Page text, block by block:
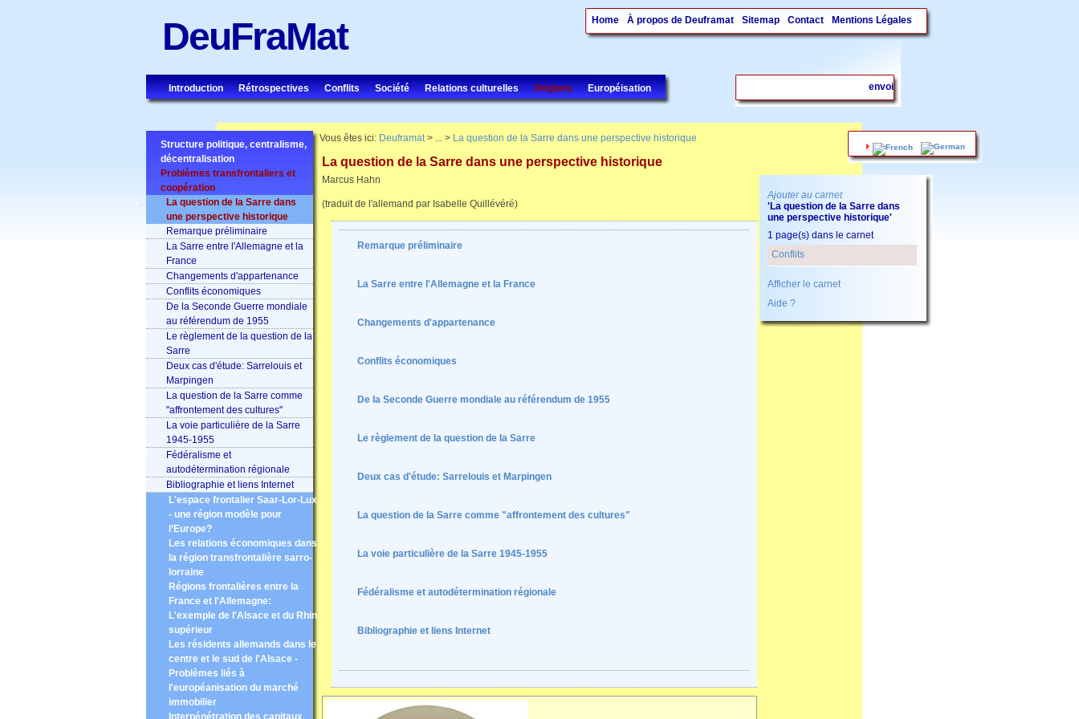
Home À propos de Deuframat Sitemap Contact Mentions Légales
DeuFraMat
Introduction Rétrospectives Conflits Société Relations culturelles Régions Européisation
.
Structure politique, centralisme,
décentralisation
Problèmes transfrontaliers et
coopération
La question de la Sarre dans
une perspective historique
Remarque préliminaire
La Sarre entre l'Allemagne et la
France
Changements d'appartenance
Conflits économiques
De la Seconde Guerre mondiale
au référendum de 1955
Le règlement de la question de la
Sarre
Deux cas d'étude: Sarrelouis et
Marpingen
La question de la Sarre comme
"affrontement des cultures"
La voie particulière de la Sarre
1945-1955
Fédéralisme et
autodétermination régionale
Bibliographie et liens Internet
L'espace frontalier Saar-Lor-Lux
- une région modèle pour
l’Europe?
Les relations économiques dans
la région transfrontalière sarro-
lorraine
Régions frontalières entre la
France et l'Allemagne:
L'exemple de l'Alsace et du Rhin
supérieur
Les résidents allemands dans le
centre et le sud de l'Alsace -
Problèmes liés à
l'européanisation du marché
immobilier
Interpénétration des capitaux
Ajouter au carnet
'La question de la Sarre dans
une perspective historique'
1 page(s) dans le carnet
Conflits
Afficher le carnet
Aide ?
Vous êtes ici: Deuframat> ... > La question de la Sarre dans une perspective historique
La question de la Sarre dans une perspective historique
Marcus Hahn
(traduit de l'allemand par Isabelle Quillévéré)
Remarque préliminaire
La Sarre entre l'Allemagne et la France
Changements d'appartenance
Conflits économiques
De la Seconde Guerre mondiale au référendum de 1955
Le règlement de la question de la Sarre
Deux cas d'étude: Sarrelouis et Marpingen
La question de la Sarre comme "affrontement des cultures"
La voie particulière de la Sarre 1945-1955
Fédéralisme et autodétermination régionale
Bibliographie et liens Internet